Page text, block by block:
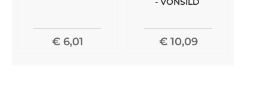
€ 6,01 € 10,09